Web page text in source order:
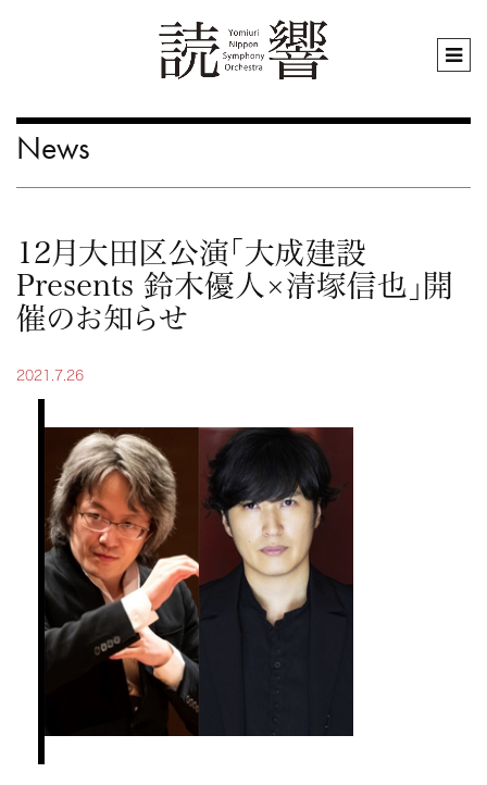
News
12月大田区公演「大成建設
Presents 鈴木優人×清塚信也」開
催のお知らせ
2021.7.26